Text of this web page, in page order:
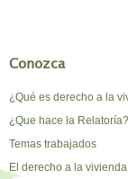
Conozca
¿Qué es derecho a la
¿Que hace la Relatoría?
Temas trabajados
El derecho a la